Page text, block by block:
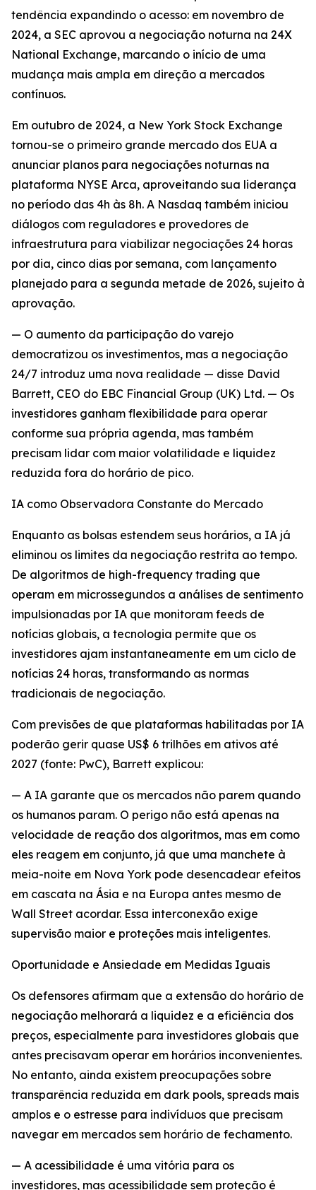
tendência expandindo o acesso: em novembro de
2024, a SEC aprovou a negociação noturna na 24X
National Exchange, marcando o início de uma
mudança mais ampla em direção a mercados
contínuos.
Em outubro de 2024, a New York Stock Exchange
tornou-se o primeiro grande mercado dos EUA a
anunciar planos para negociações noturnas na
plataforma NYSE Arca, aproveitando sua liderança
no período das 4h às 8h. A Nasdaq também iniciou
diálogos com reguladores e provedores de
infraestrutura para viabilizar negociações 24 horas
por dia, cinco dias por semana, com lançamento
planejado para a segunda metade de 2026, sujeito à
aprovação.
— O aumento da participação do varejo
democratizou os investimentos, mas a negociação
24/7 introduz uma nova realidade — disse David
Barrett, CEO do EBC Financial Group (UK) Ltd. — Os
investidores ganham flexibilidade para operar
conforme sua própria agenda, mas também
precisam lidar com maior volatilidade e liquidez
reduzida fora do horário de pico.
IA como Observadora Constante do Mercado
Enquanto as bolsas estendem seus horários, a IA já
eliminou os limites da negociação restrita ao tempo.
De algoritmos de high-frequency trading que
operam em microssegundos a análises de sentimento
impulsionadas por IA que monitoram feeds de
notícias globais, a tecnologia permite que os
investidores ajam instantaneamente em um ciclo de
notícias 24 horas, transformando as normas
tradicionais de negociação.
Com previsões de que plataformas habilitadas por IA
poderão gerir quase US$ 6 trilhões em ativos até
2027 (fonte: PwC), Barrett explicou:
— A IA garante que os mercados não parem quando
os humanos param. O perigo não está apenas na
velocidade de reação dos algoritmos, mas em como
eles reagem em conjunto, já que uma manchete à
meia-noite em Nova York pode desencadear efeitos
em cascata na Ásia e na Europa antes mesmo de
Wall Street acordar. Essa interconexão exige
supervisão maior e proteções mais inteligentes.
Oportunidade e Ansiedade em Medidas Iguais
Os defensores afirmam que a extensão do horário de
negociação melhorará a liquidez e a eficiência dos
preços, especialmente para investidores globais que
antes precisavam operar em horários inconvenientes.
No entanto, ainda existem preocupações sobre
transparência reduzida em dark pools, spreads mais
amplos e o estresse para indivíduos que precisam
navegar em mercados sem horário de fechamento.
— A acessibilidade é uma vitória para os
investidores, mas acessibilidade sem proteção é